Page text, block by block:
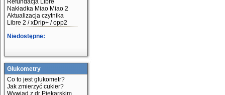
Refundacja Libre
Nakładka Miao Miao 2
Aktualizacja czytnika
Libre 2 / xDrip+ / opp2
Niedostępne:
Glukometry
Co to jest glukometr?
Jak zmierzyć cukier?
Wywiad z dr Piekarskim